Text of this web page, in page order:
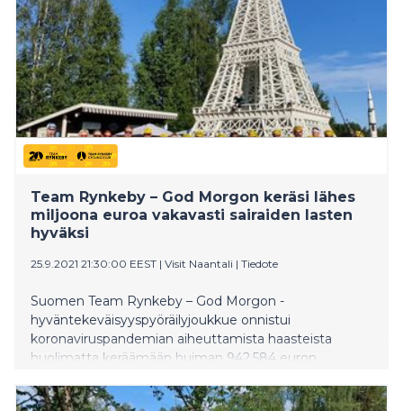
Team Rynkeby – God Morgon keräsi lähes
miljoona euroa vakavasti sairaiden lasten
hyväksi
25.9.2021 21:30:00 EEST | Visit Naantali | Tiedote
Suomen Team Rynkeby – God Morgon -
hyväntekeväisyyspyöräilyjoukkue onnistui
koronaviruspandemian aiheuttamista haasteista
huolimatta keräämään huiman 942.584 euron
Syöpäsäätiö sr:lle ja Sylva ry:lle.